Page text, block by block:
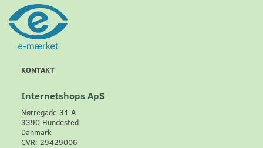
KONTAKT
Internetshops ApS
Nørregade 31 A
3390 Hundested
Danmark
CVR: 29429006